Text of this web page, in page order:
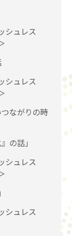
シュレス
シュレス
ながりの時
の話」
シュレス
シュレス